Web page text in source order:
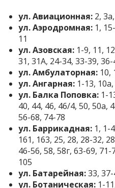
ул. Авиационная: 2,
ул. Аэродромная: 1,
11
ул. Азовская: 1-9, 11,
31, 31А, 24-34, 33-39, 36-
ул. Амбулаторная: 10,
ул. Ангарная: 1-13,
ул. Балка Поповка: 1-
40, 44, 46, 46/4, 50, 50а,
56-68, 74-78
ул. Баррикадная: 1, 1-
161, 163, 25, 28, 28-32,
46-56, 58, 58г, 63-69,
105
ул. Батарейная:33,
ул. Ботаническая: 1-